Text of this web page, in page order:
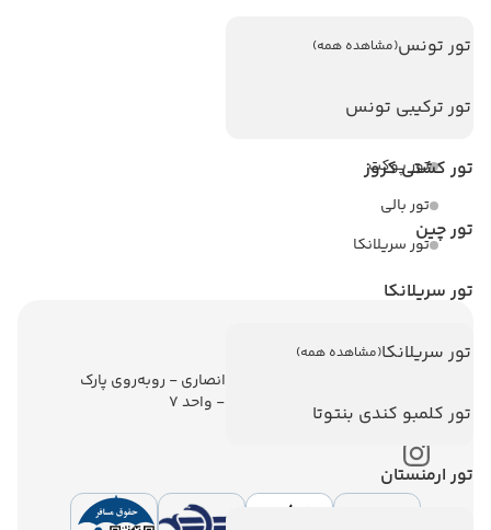
تور تونس(مشاهده همه)
تور ترکیبی تونس
تور کشتی کروز
تور چین
تور سریلانکا
تور سریلانکا(مشاهده همه)
تور کلمبو کندی بنتوتا
تور ارمنستان
تورهای پربازدید
تور پوکت
تور بالی
تور سریلانکا
اطلاعات تماس
تهران - ولیعصر - نبش کوچه انصاری - روبه‌روی پارک
ملت - برج ملت - طبقه ششم - واحد 7